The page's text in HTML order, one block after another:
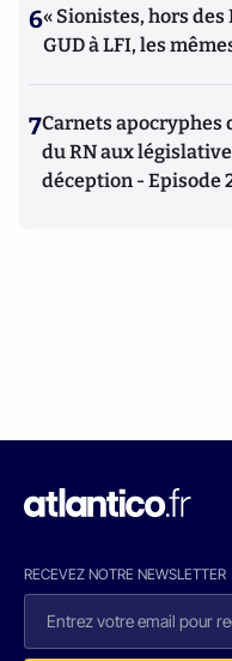
6« Sionistes, hors des
GUD à LFI, les
7Carnets apocryphes
du RN aux
déception - Episode
RECEVEZ NOTRE NEWSLETTER